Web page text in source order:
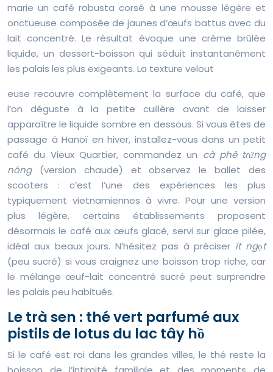
marie un café robusta corsé à une mousse légère et
onctueuse composée de jaunes d’œufs battus avec du
lait concentré. Le résultat évoque une crème brûlée
liquide, un dessert-boisson qui séduit instantanément
les palais les plus exigeants. La texture velout
euse recouvre complètement la surface du café, que
l’on déguste à la petite cuillère avant de laisser
apparaître le liquide sombre en dessous. Si vous êtes de
passage à Hanoï en hiver, installez-vous dans un petit
café du Vieux Quartier, commandez un cà phê trứng
nóng(version chaude) et observez le ballet des
scooters : c’est l’une des expériences les plus
typiquement vietnamiennes à vivre. Pour une version
plus légère, certains établissements proposent
désormais le café aux œufs glacé, servi sur glace pilée,
idéal aux beaux jours. N’hésitez pas à préciser ít ngọt
(peu sucré) si vous craignez une boisson trop riche, car
le mélange œuf-lait concentré sucré peut surprendre
les palais peu habitués.
Le trà sen : thé vert parfumé aux
pistils de lotus du lac tây hồ
Si le café est roi dans les grandes villes, le thé reste la